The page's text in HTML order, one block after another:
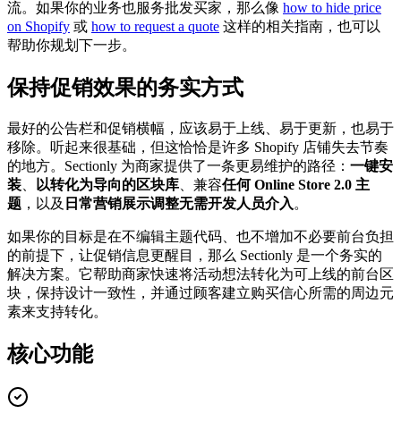
流。如果你的业务也服务批发买家，那么像 how to hide price
on Shopify 或 how to request a quote 这样的相关指南，也可以
帮助你规划下一步。
保持促销效果的务实方式
最好的公告栏和促销横幅，应该易于上线、易于更新，也易于
移除。听起来很基础，但这恰恰是许多 Shopify 店铺失去节奏
的地方。Sectionly 为商家提供了一条更易维护的路径： 一键安
装
以转化为导向的区块库 、兼容任何 Online Store 2.0 主
题 ，以及 日常营销展示调整无需开发人员介入 。
如果你的目标是在不编辑主题代码、也不增加不必要前台负担
的前提下，让促销信息更醒目，那么 Sectionly 是一个务实的
解决方案。它帮助商家快速将活动想法转化为可上线的前台区
块，保持设计一致性，并通过顾客建立购买信心所需的周边元
素来支持转化。
核心功能